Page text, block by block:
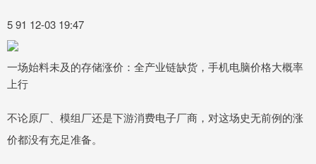
5 91 12-03 19:47
一场始料未及的存储涨价：全产业链缺货，手机电脑价格大概率
上行
不论原厂、模组厂还是下游消费电子厂商，对这场史无前例的涨
价都没有充足准备。